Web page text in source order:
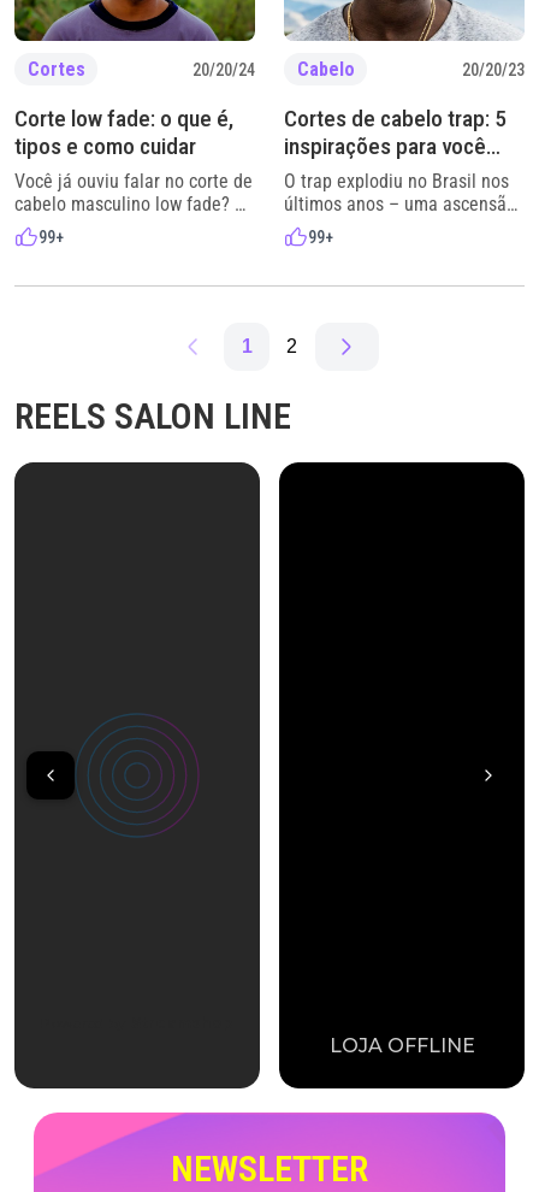
você se inspirar! Como é o
corte de […]
que não exige muita […]
Cortes 20/20/24
Corte low fade: o que é,
tipos e como cuidar
Você já ouviu falar no corte de
cabelo masculino low fade?
Esse estilo de corte degradê
masculino é um dos mais
desde os mais tradicionais até
baixas, o corte low fade é
ideal […]
99+
Cabelo 20/20/23
Cortes de cabelo trap: 5
inspirações para você
entrar no estilo
O trap explodiu no Brasil nos
últimos anos – uma ascensão
rápida não só na música, mas
em todos os meios de
gênero musical, é claro que
beleza. Pautados pela […]
99+
1 2
REELS SALON LINE
NEWSLETTER